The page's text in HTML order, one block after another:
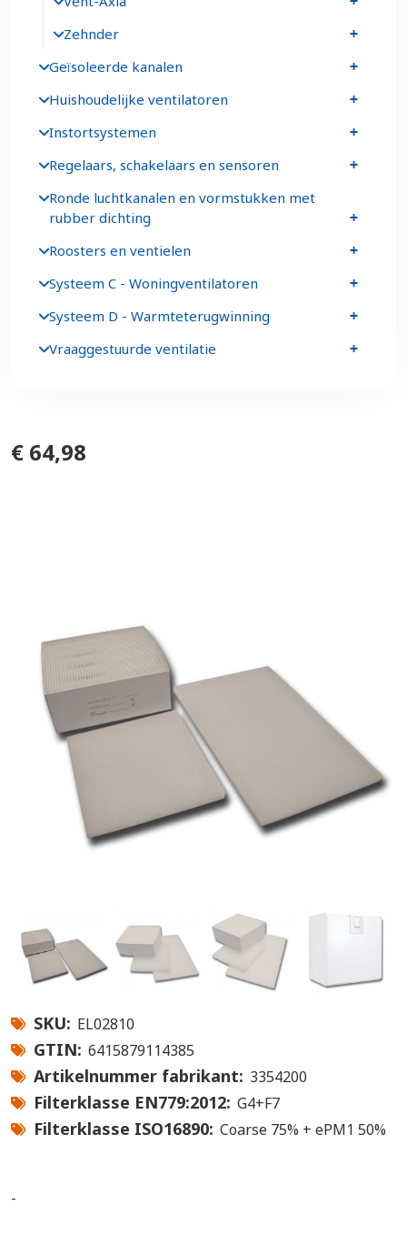
€ 64,98
SKU EL02810
GTIN 6415879114385
Artikelnummer fabrikant 3354200
Filterklasse EN779:2012 G4+F7
Filterklasse ISO16890 Coarse 75% + ePM1 50%
-
Zehnder
Geïsoleerde kanalen
Huishoudelijke ventilatoren
Instortsystemen
Regelaars, schakelaars en sensoren
Ronde luchtkanalen en vormstukken met
rubber dichting
Roosters en ventielen
Systeem C - Woningventilatoren
Systeem D - Warmteterugwinning
Vraaggestuurde ventilatie